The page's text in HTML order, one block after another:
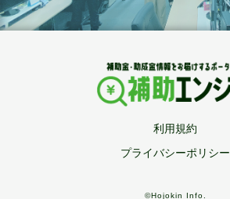
利用規約
プライバシーポリシー
©Hojokin Info.